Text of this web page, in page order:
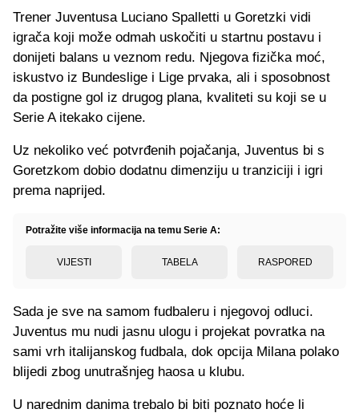
Trener Juventusa Luciano Spalletti u Goretzki vidi
igrača koji može odmah uskočiti u startnu postavu i
donijeti balans u veznom redu. Njegova fizička moć,
iskustvo iz Bundeslige i Lige prvaka, ali i sposobnost
da postigne gol iz drugog plana, kvaliteti su koji se u
Serie A itekako cijene.
Uz nekoliko već potvrđenih pojačanja, Juventus bi s
Goretzkom dobio dodatnu dimenziju u tranziciji i igri
prema naprijed.
Potražite više informacija na temu Serie A:
VIJESTI TABELA RASPORED
Sada je sve na samom fudbaleru i njegovoj odluci.
Juventus mu nudi jasnu ulogu i projekat povratka na
sami vrh italijanskog fudbala, dok opcija Milana polako
blijedi zbog unutrašnjeg haosa u klubu.
U narednim danima trebalo bi biti poznato hoće li